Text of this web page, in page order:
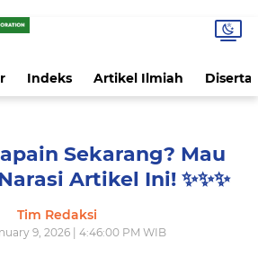
Indeks Artikel Ilmiah
Sekarang? Mau
Artikel Ini! ✨️✨️✨️
Tim Redaksi
9, 2026 | 4:46:00 PM WIB